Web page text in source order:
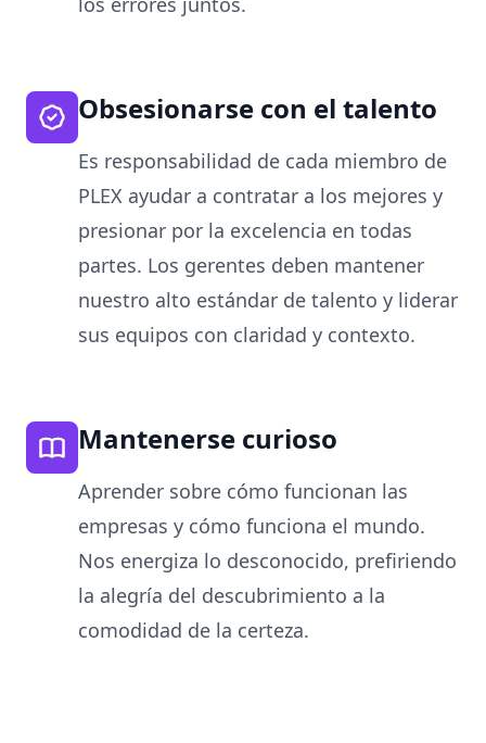
Obsesionarse con el talento
Es responsabilidad de cada miembro de
PLEX ayudar a contratar a los mejores y
presionar por la excelencia en todas
partes. Los gerentes deben mantener
nuestro alto estándar de talento y liderar
sus equipos con claridad y contexto.
Mantenerse curioso
Aprender sobre cómo funcionan las
empresas y cómo funciona el mundo.
Nos energiza lo desconocido, prefiriendo
la alegría del descubrimiento a la
comodidad de la certeza.